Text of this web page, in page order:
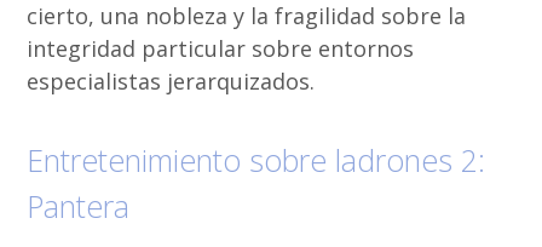
cierto, una nobleza y la fragilidad sobre la
integridad particular sobre entornos
especialistas jerarquizados.
Entretenimiento sobre ladrones 2:
Pantera